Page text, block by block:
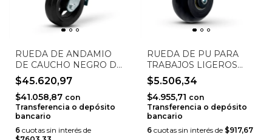
RUEDA DE ANDAMIO
DE CAUCHO NEGRO DE
ALTA RESISTENCIA
(CON RODAMIENTO,
VÁSTAGO DE M32 x 140
mm) STO-150-GFANDAM
$45.620,97
$41.058,87 con
Transferencia o depósito
bancario
6 cuotas sin interés de
RUEDA DE PU PARA
TRABAJOS LIGEROS
STO-50GEL-GRB
$5.506,34
$4.955,71 con
Transferencia o depósito
bancario
6cuotas sin interés de $917,67